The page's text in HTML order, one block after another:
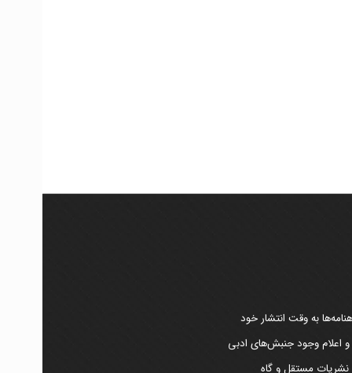
به وقت انتشار خود
و اعلام وجود جنبش‌های ادبی
نشریات مستقل و گاه